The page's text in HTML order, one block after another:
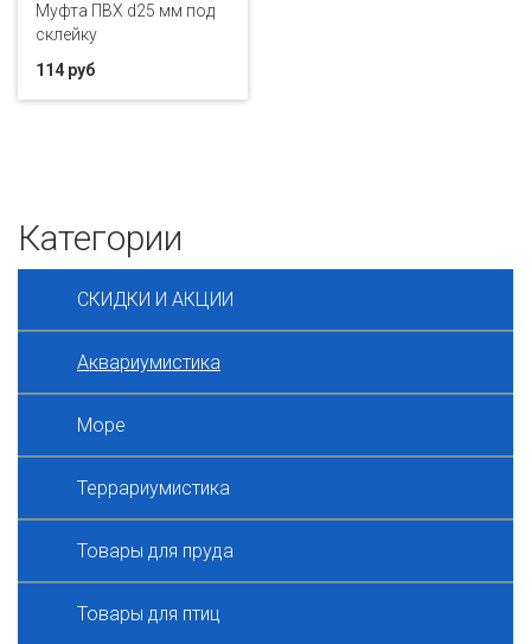
Муфта ПВХ d25 мм под
склейку
114 руб
Категории
СКИДКИ И АКЦИИ
Аквариумистика
Море
Террариумистика
Товары для пруда
Товары для птиц